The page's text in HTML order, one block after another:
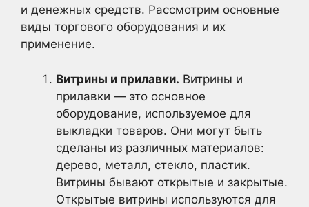
и денежных средств. Рассмотрим основные
виды торгового оборудования и их
применение.
Витрины и прилавки. Витрины и
прилавки — это основное
оборудование, используемое для
выкладки товаров. Они могут быть
сделаны из различных материалов:
дерево, металл, стекло, пластик.
Витрины бывают открытые и закрытые.
Открытые витрины используются для